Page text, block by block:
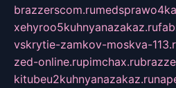
brazzerscom.ru
xehyroo5kuhnyanazakaz.ru
vskrytie-zamkov-moskva-
zed-online.rupimchax.ru
kitubeu2kuhnyanazakaz.ru